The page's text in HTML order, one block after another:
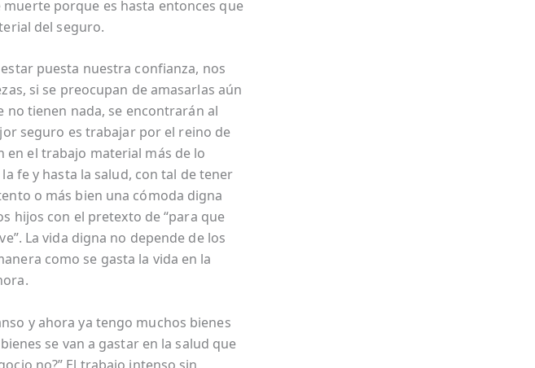
porque es hasta entonces que
del seguro.
puesta nuestra confianza, nos
si se preocupan de amasarlas aún
no tienen nada, se encontrarán al
seguro es trabajar por el reino de
en el trabajo material más de lo
fe y hasta la salud, con tal de tener
o más bien una cómoda digna
hijos con el pretexto de “para que
La vida digna no depende de los
como se gasta la vida en la
y ahora ya tengo muchos bienes
se van a gastar en la salud que